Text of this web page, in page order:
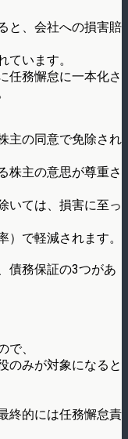
と、会社への損害賠
ています。
任務懈怠に一本化さ
主の同意で免除され
株主の意思が尊重さ
いては、損害に至っ
で軽減されます。
債務保証の3つがあ
、
のみが対象になると
終的には任務懈怠責